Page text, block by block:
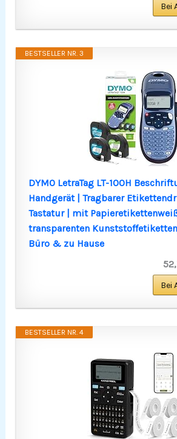
Bei
BESTSELLER NR. 3
DYMO LetraTag LT-100H
Handgerät | Tragbarer
Tastatur | mit
transparenten
Büro & zu Hause
Bei
BESTSELLER NR. 4